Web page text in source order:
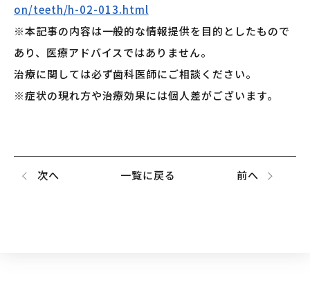
on/teeth/h-02-013.html
※本記事の内容は一般的な情報提供を目的としたもので
あり、医療アドバイスではありません。
治療に関しては必ず歯科医師にご相談ください。
※症状の現れ方や治療効果には個人差がございます。
次へ 一覧に戻る 前へ